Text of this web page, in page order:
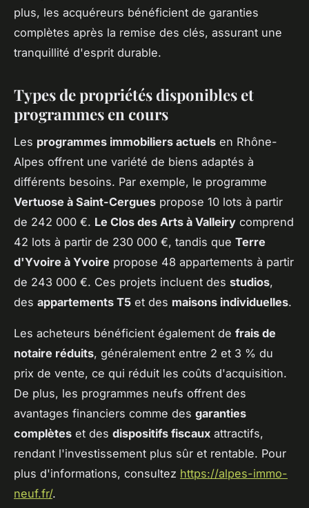
plus, les acquéreurs bénéficient de garanties
complètes après la remise des clés, assurant une
tranquillité d'esprit durable.
Types de propriétés disponibles et
programmes en cours
Les programmes immobiliers actuels en Rhône-
Alpes offrent une variété de biens adaptés à
différents besoins. Par exemple, le programme
Vertuose à Saint-Cergues propose 10 lots à partir
de 242 000 €. Le Clos des Arts à Valleiry comprend
42 lots à partir de 230 000 €, tandis que Terre
d'Yvoire à Yvoire propose 48 appartements à partir
de 243 000 €. Ces projets incluent des studios,
des appartements T5 et des maisons individuelles.
Les acheteurs bénéficient également de frais de
notaire réduits, généralement entre 2 et 3 % du
prix de vente, ce qui réduit les coûts d'acquisition.
De plus, les programmes neufs offrent des
avantages financiers comme des garanties
complètes et des dispositifs fiscaux attractifs,
rendant l'investissement plus sûr et rentable. Pour
plus d'informations, consultez https://alpes-immo-
neuf.fr/.